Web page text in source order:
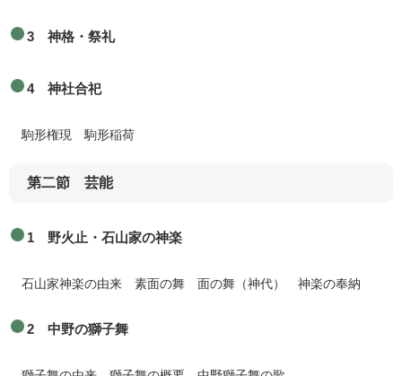
3 神格・祭礼
4 神社合祀
駒形権現 駒形稲荷
第二節 芸能
1 野火止・石山家の神楽
石山家神楽の由来 素面の舞 面の舞（神代） 神楽の奉納
2 中野の獅子舞